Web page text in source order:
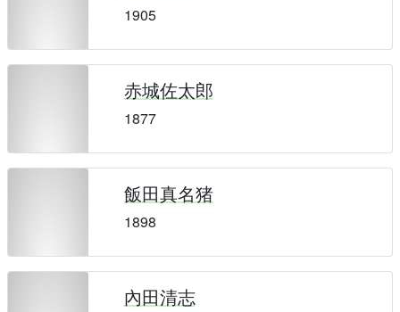
1905
赤城佐太郎
1877
飯田真名猪
1898
內田清志